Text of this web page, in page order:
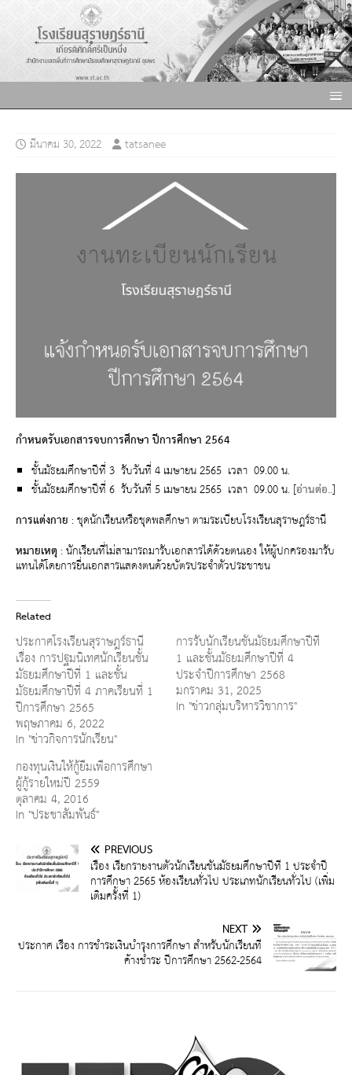
มีนาคม 30, 2022 tatsanee
กำหนดรับเอกสารจบการศึกษา ปีการศึกษา 2564
ชั้นมัธยมศึกษาปีที่ 3 รับวันที่ 4 เมษายน 2565 เวลา 09.00 น.
ชั้นมัธยมศึกษาปีที่ 6 รับวันที่ 5 เมษายน 2565 เวลา 09.00 น. [อ่านต่อ..]
การแต่งกาย : ชุดนักเรียนหรือชุดพลศึกษา ตามระเบียบโรงเรียนสุราษฎร์ธานี
หมายเหตุ : นักเรียนที่ไม่สามารถมารับเอกสารได้ด้วยตนเอง ให้ผู้ปกครองมารับ
แทนได้โดยการยื่นเอกสารแสดงตนด้วยบัตรประจำตัวประชาชน
Related
ประกาศโรงเรียนสุราษฎร์ธานี
เรื่อง การปฐมนิเทศนักเรียนชั้น
มัธยมศึกษาปีที่ 1 และชั้น
มัธยมศึกษาปีที่ 4 ภาคเรียนที่ 1
ปีการศึกษา 2565
พฤษภาคม 6, 2022
In "ข่าวกิจการนักเรียน"
การรับนักเรียนชั้นมัธยมศึกษาปีที่
1 และชั้นมัธยมศึกษาปีที่ 4
ประจำปีการศึกษา 2568
มกราคม 31, 2025
In "ข่าวกลุ่มบริหารวิชาการ"
กองทุนเงินให้กู้ยืมเพื่อการศึกษา
ผู้กู้รายใหม่ปี 2559
ตุลาคม 4, 2016
In "ประชาสัมพันธ์"
PREVIOUS
เรื่อง เรียกรายงานตัวนักเรียนชั้นมัธยมศึกษาปีที่ 1 ประจำปี
การศึกษา 2565 ห้องเรียนทั่วไป ประเภทนักเรียนทั่วไป (เพิ่ม
เติมครั้งที่ 1)
NEXT
ประกาศ เรื่อง การชำระเงินบำรุงการศึกษา สำหรับนักเรียนที่
ค้างชำระ ปีการศึกษา 2562-2564